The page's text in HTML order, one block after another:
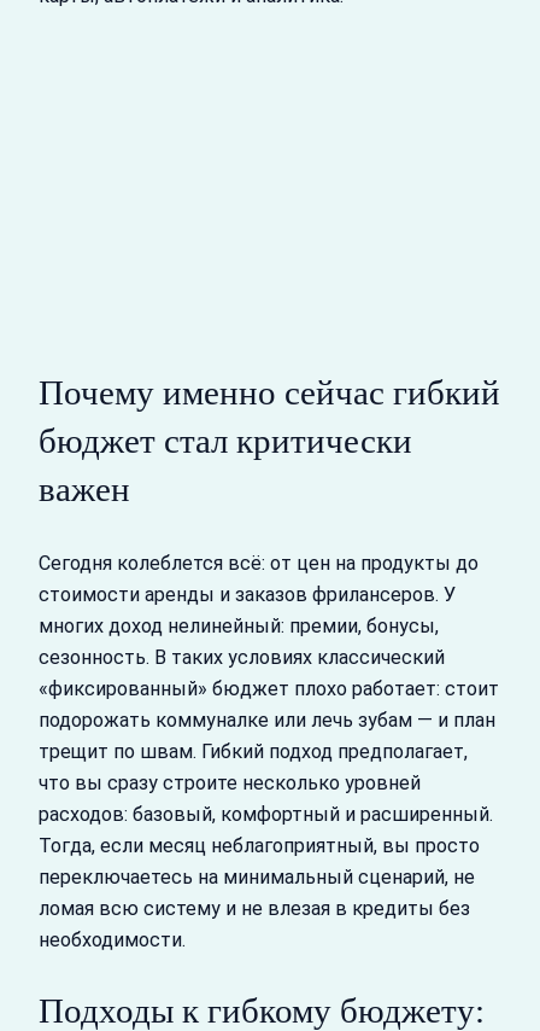
Почему именно сейчас гибкий
бюджет стал критически
важен
Сегодня колеблется всё: от цен на продукты до
стоимости аренды и заказов фрилансеров. У
многих доход нелинейный: премии, бонусы,
сезонность. В таких условиях классический
«фиксированный» бюджет плохо работает: стоит
подорожать коммуналке или лечь зубам — и план
трещит по швам. Гибкий подход предполагает,
что вы сразу строите несколько уровней
расходов: базовый, комфортный и расширенный.
Тогда, если месяц неблагоприятный, вы просто
переключаетесь на минимальный сценарий, не
ломая всю систему и не влезая в кредиты без
необходимости.
Подходы к гибкому бюджету: